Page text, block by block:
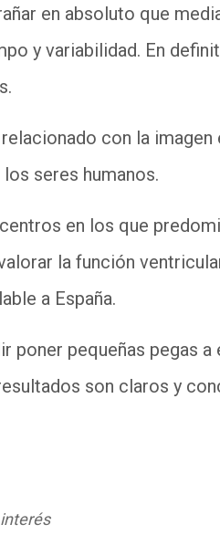
en absoluto que
y variabilidad. En
con la
seres humanos.
en los que
la función
a España.
poner pequeñas pegas
son claros y